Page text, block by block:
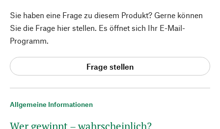
Allgemeine Informationen
Wer gewinnt – wahrscheinlich?
Sie haben eine Frage zu diesem Produkt? Gerne können
Sie die Frage hier stellen. Es öffnet sich Ihr E-Mail-
Programm.
Frage stellen